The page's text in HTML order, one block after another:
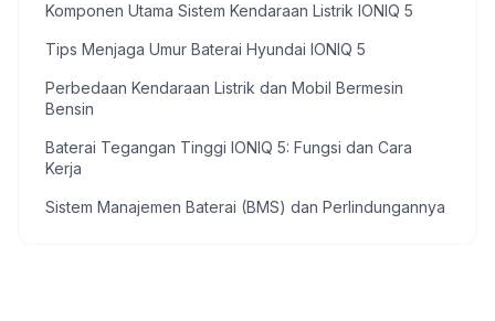
Komponen Utama Sistem Kendaraan Listrik IONIQ 5
Tips Menjaga Umur Baterai Hyundai IONIQ 5
Perbedaan Kendaraan Listrik dan Mobil Bermesin
Bensin
Baterai Tegangan Tinggi IONIQ 5: Fungsi dan Cara
Kerja
Sistem Manajemen Baterai (BMS) dan Perlindungannya